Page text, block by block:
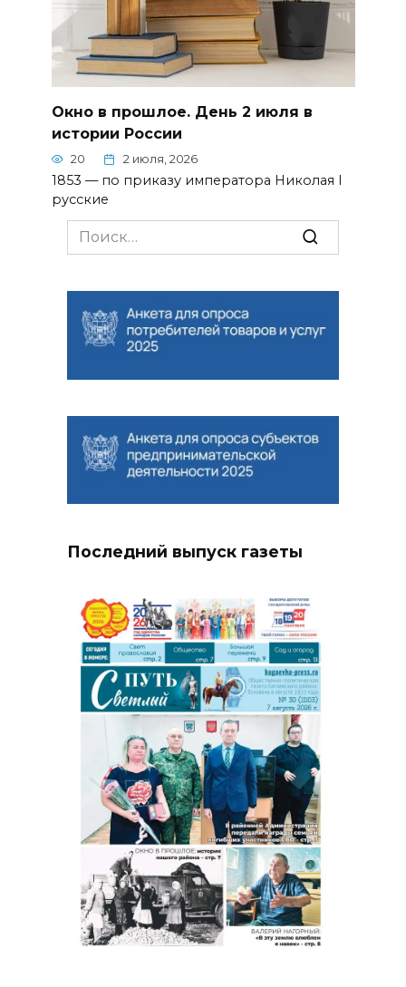
Окно в прошлое. День 2 июля в
истории России
20 2 июля, 2026
1853 — по приказу императора Николая I
русские
Search
for:
Последний выпуск газеты